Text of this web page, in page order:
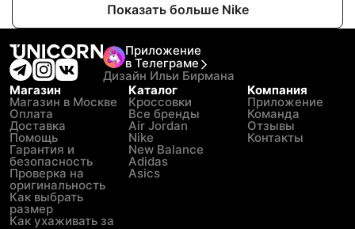
Показать больше Nike
Приложение
в Телеграме
Дизайн Ильи Бирмана
Магазин
Магазин в Москве
Оплата
Доставка
Помощь
Гарантия и
безопасность
Проверка на
оригинальность
Как выбрать
размер
Как ухаживать за
Каталог
Кроссовки
Все бренды
Air Jordan
Nike
New Balance
Adidas
Asics
Компания
Приложение
Команда
Отзывы
Контакты